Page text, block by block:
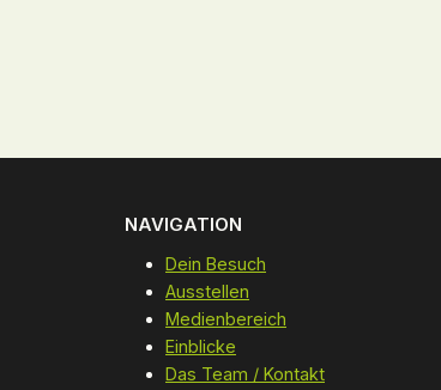
NAVIGATION
Dein Besuch
Ausstellen
Medienbereich
Einblicke
Das Team / Kontakt